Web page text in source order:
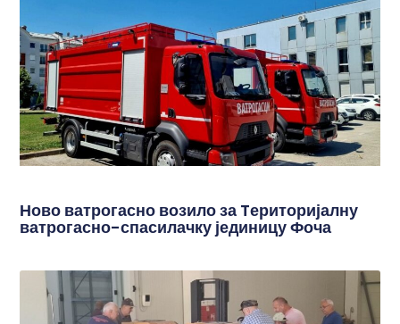
Ново ватрогасно возило за Tериторијалну
ватрогасно-спасилачку јединицу Фоча